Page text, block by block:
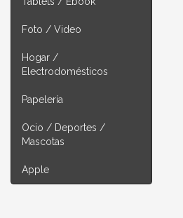
Foto / Video
Hogar /
Electrodomésticos
Papelería
Ocio / Deportes /
Mascotas
Apple